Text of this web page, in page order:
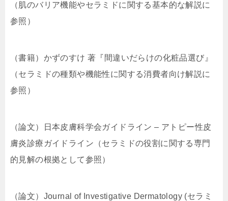
（肌のバリア機能やセラミドに関する基本的な解説に
参照）
（書籍）かずのすけ 著『間違いだらけの化粧品選び』
（セラミドの種類や機能性に関する消費者向け解説に
参照）
（論文）日本皮膚科学会ガイドライン – アトピー性皮
膚炎診療ガイドライン（セラミドの役割に関する専門
的見解の根拠として参照）
（論文）Journal of Investigative Dermatology (セラミ